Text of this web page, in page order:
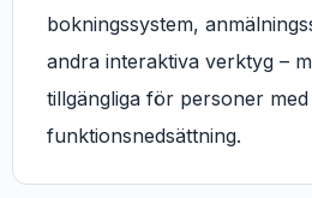
bokningssystem,
andra interaktiva verktyg –
tillgängliga för personer med
funktionsnedsättning.